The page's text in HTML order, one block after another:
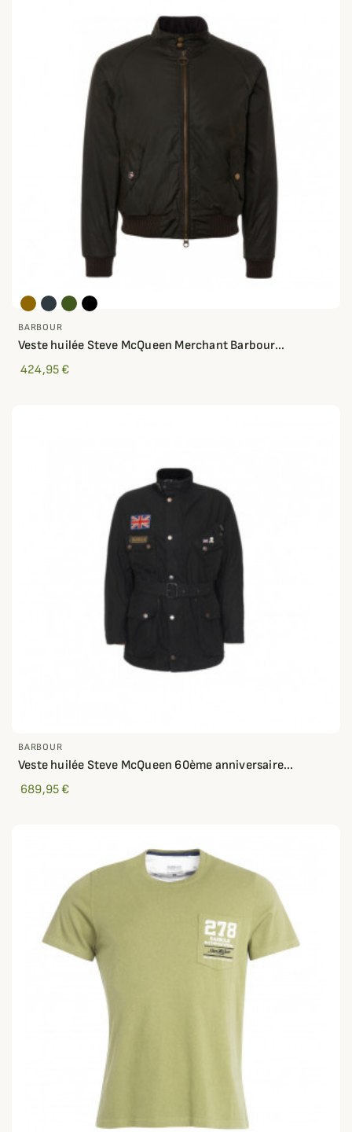
BARBOUR
Veste huilée Steve McQueen Merchant Barbour...
424,95 €
BARBOUR
Veste huilée Steve McQueen 60ème anniversaire...
689,95 €